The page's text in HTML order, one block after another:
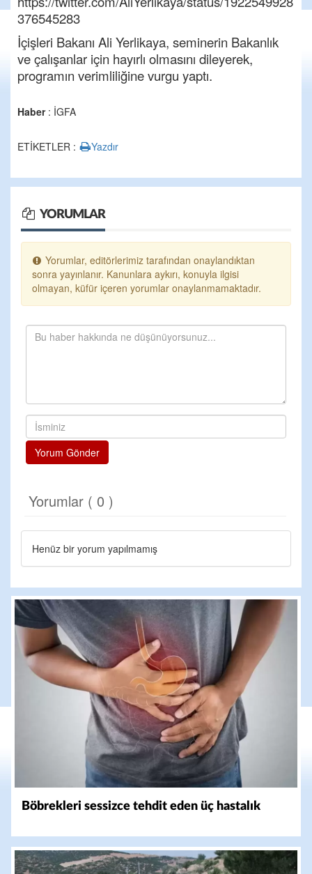
376545283
İçişleri Bakanı Ali Yerlikaya, seminerin Bakanlık
ve çalışanlar için hayırlı olmasını dileyerek,
programın verimliliğine vurgu yaptı.
Haber: İGFA
ETİKETLER : Yazdır
YORUMLAR
Yorumlar, editörlerimiz tarafından onaylandıktan
sonra yayınlanır. Kanunlara aykırı, konuyla ilgisi
olmayan, küfür içeren yorumlar onaylanmamaktadır.
Yorum Gönder
Yorumlar ( 0 )
Henüz bir yorum yapılmamış
Böbrekleri sessizce tehdit eden üç hastalık